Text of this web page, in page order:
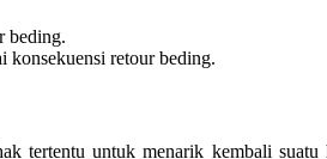
beding.
konsekuensi retour beding.
tertentu untuk menarik kembali